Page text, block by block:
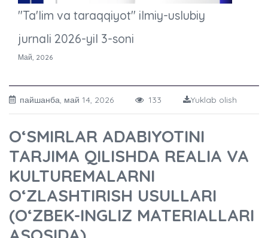
"Ta'lim va taraqqiyot" ilmiy-uslubiy
jurnali 2026-yil 3-soni
Май, 2026
пайшанба, май 14, 2026 133 Yuklab olish
OʻSMIRLAR ADABIYOTINI
TARJIMA QILISHDA REALIA VA
KULTUREMALARNI
OʻZLASHTIRISH USULLARI
(OʻZBEK-INGLIZ MATERIALLARI